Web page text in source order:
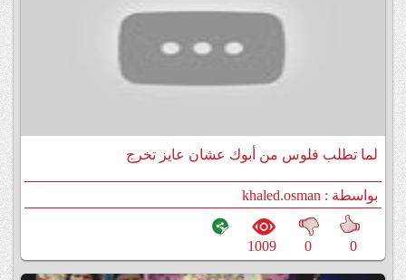
لما تطلب فلوس من أبوك عشان عايز تخرج
بواسطة : khaled.osman
0
0
1009